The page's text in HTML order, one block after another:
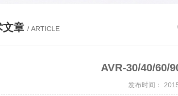
文章 / ARTICLE
AVR-30/40/60/
发布时间：